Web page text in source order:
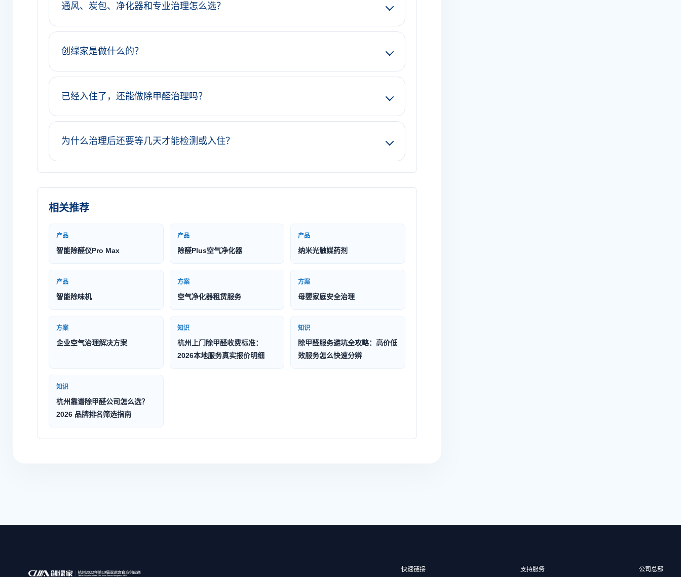
通风、炭包、净化器和专业治理怎么选？
创绿家是做什么的？
已经入住了，还能做除甲醛治理吗？
为什么治理后还要等几天才能检测或入住？
相关推荐
产品
智能除醛仪Pro Max
产品
除醛Plus空气净化器
产品
纳米光触媒药剂
产品
智能除味机
方案
空气净化器租赁服务
方案
母婴家庭安全治理
方案
企业空气治理解决方案
知识
杭州上门除甲醛收费标准：
2026本地服务真实报价明细
知识
除甲醛服务避坑全攻略：高价低
效服务怎么快速分辨
知识
杭州靠谱除甲醛公司怎么选？
2026 品牌排名筛选指南
快速链接 支持服务 公司总部